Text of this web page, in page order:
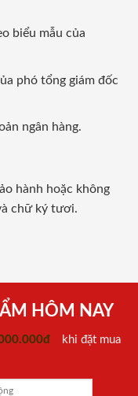
biểu mẫu của
phó tổng giám đốc
ngân hàng.
hành hoặc không
chữ ký tươi.
HÔM NAY
khi đặt mua